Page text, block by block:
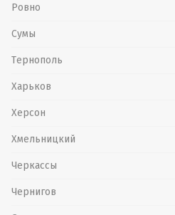
Ровно
Сумы
Тернополь
Харьков
Херсон
Хмельницкий
Черкассы
Чернигов